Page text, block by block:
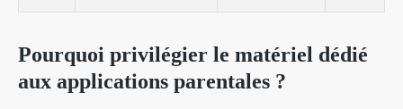
Pourquoi privilégier le matériel dédié
aux applications parentales ?